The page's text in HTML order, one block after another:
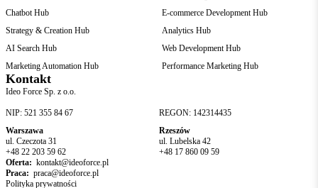
Chatbot Hub
E-commerce Development Hub
Strategy & Creation Hub
Analytics Hub
AI Search Hub
Web Development Hub
Marketing Automation Hub
Performance Marketing Hub
Kontakt
Ideo Force Sp. z o.o.
NIP: 521 355 84 67
REGON: 142314435
Warszawa
ul. Czeczota 31
+48 22 203 59 62
Rzeszów
ul. Lubelska 42
+48 17 860 09 59
Oferta: kontakt@ideoforce.pl
Praca: praca@ideoforce.pl
Polityka prywatności